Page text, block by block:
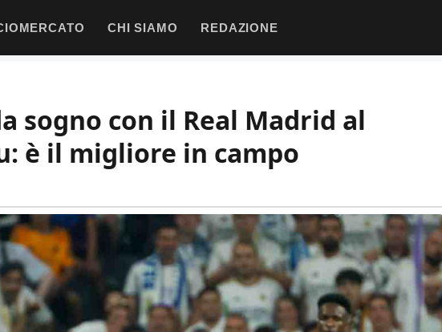
CHI SIAMO REDAZIONE
sogno con il Real Madrid al
è il migliore in campo